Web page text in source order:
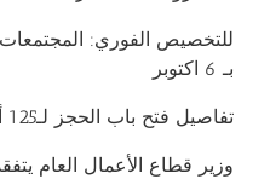
للتخصيص الفوري:
بـ 6 اكتوبر
تفاصيل فتح باب الحجز لـ125 ألف وحدة سكنية
وزير قطاع الأعمال العام